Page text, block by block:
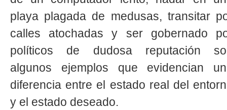
playa plagada de medusas, transitar
calles atochadas y ser gobernado
políticos de dudosa reputación
algunos ejemplos que evidencian
diferencia entre el estado real del
y el estado deseado.